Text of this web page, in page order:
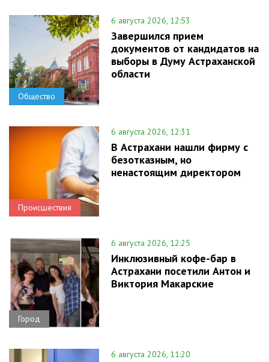
Общество
6 августа 2026, 12:53
Завершился прием
документов от кандидатов на
выборы в Думу Астраханской
области
Происшествия
6 августа 2026, 12:31
В Астрахани нашли фирму с
безотказным, но
ненастоящим директором
Город
6 августа 2026, 12:25
Инклюзивный кофе-бар в
Астрахани посетили Антон и
Виктория Макарские
6 августа 2026, 11:20